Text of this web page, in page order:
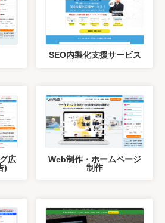
SEO内製化支援サービス
広
)
Web制作・ホームページ
制作